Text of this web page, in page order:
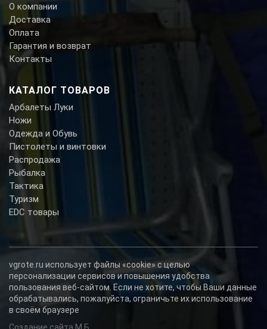
О компании
Доставка
Оплата
Гарантия и возврат
Контакты
КАТАЛОГ ТОВАРОВ
Арбалеты Луки
Ножи
Одежда и Обувь
Пистолеты и винтовки
Распродажа
Рыбалка
Тактика
Туризм
EDC товары
vgrote.ru использует файлы «cookie» с целью
персонализации сервисов и повышения удобства
пользования веб-сайтом. Если не хотите, чтобы Ваши данные
обрабатывались, пожалуйста, ограничьте их использование
в своём браузере